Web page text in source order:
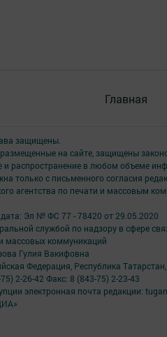
Главная
защищены.
на сайте, защищены
и распространение в любом объеме
только с письменного согласия
агентства по печати и массовым
Эл № ФС 77 - 78420 от 29.05.2020
службой по надзору в сфере
массовых коммуникаций
Гулия Вакифовна
Федерация, Республика
2-26-42 Факс: 8 (843-75) 2-23-43
электронная почта редакции: